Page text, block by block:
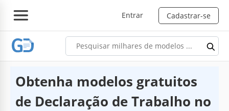
Entrar Cadastrar-se
Obtenha modelos gratuitos
de Declaração de Trabalho no